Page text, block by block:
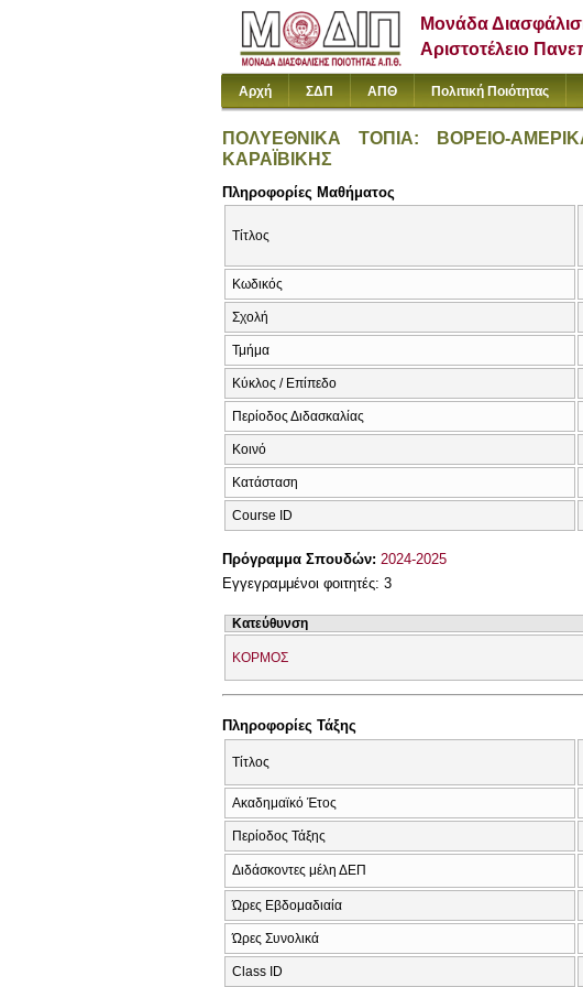
Μονάδα
Αριστοτέλειο
Αρχή ΣΔΠ ΑΠΘ Πολιτική Ποιότητας
ΠΟΛΥΕΘΝΙΚΑ ΤΟΠΙΑ: ΒΟΡΕΙΟ-
ΚΑΡΑΪΒΙΚΗΣ
Πληροφορίες Μαθήματος
Τίτλος
Κωδικός
Σχολή
Τμήμα
Κύκλος / Επίπεδο
Περίοδος Διδασκαλίας
Κοινό
Κατάσταση
Course ID
Πρόγραμμα Σπουδών: 2024-2025
Εγγεγραμμένοι φοιτητές: 3
Κατεύθυνση
ΚΟΡΜΟΣ
Πληροφορίες Τάξης
Τίτλος
Ακαδημαϊκό Έτος
Περίοδος Τάξης
Διδάσκοντες μέλη ΔΕΠ
Ώρες Εβδομαδιαία
Ώρες Συνολικά
Class ID